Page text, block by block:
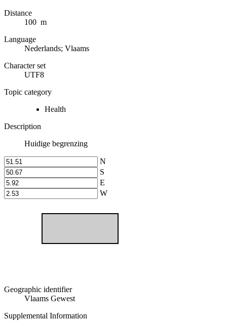
Distance
100 m
Language
Nederlands; Vlaams
Character set
UTF8
Topic category
Health
Description
Huidige begrenzing
N
S
E
W
Geographic identifier
Vlaams Gewest
Supplemental Information